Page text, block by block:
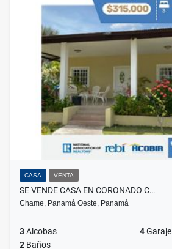
CASA VENTA
SE VENDE CASA EN CORONADO C…
Chame, Panamá Oeste, Panamá
3Alcobas 4Garaje
2 Baños